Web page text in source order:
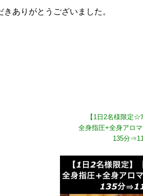
きありがとうございました。
【1日2名様限定☆
全身指圧+全身アロ
135分